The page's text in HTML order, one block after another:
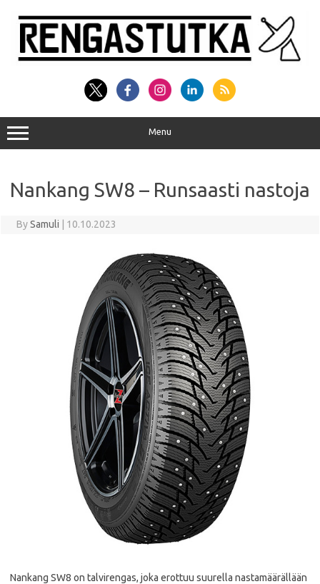
content
Menu
Nankang SW8 – Runsaasti nastoja
BySamuli 10.10.2023
Nankang SW8 on talvirengas, joka erottuu suurella nastamäärällään